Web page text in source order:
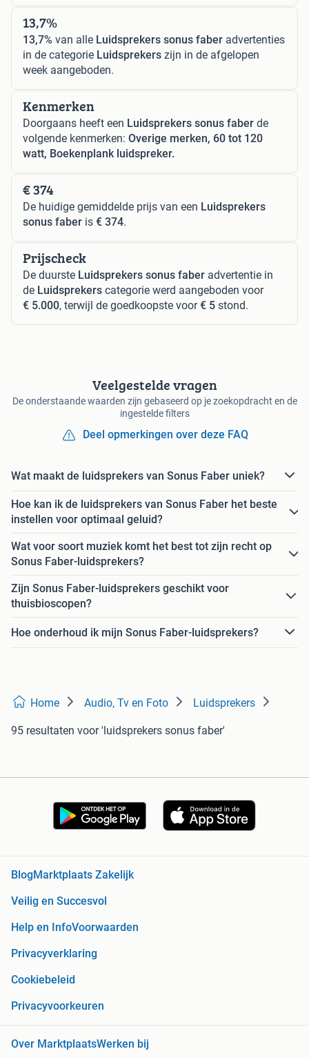
13,7%
13,7% van alle Luidsprekers sonus faber advertenties
in de categorie Luidsprekers zijn in de afgelopen
week aangeboden.
Kenmerken
Doorgaans heeft een Luidsprekers sonus faber de
volgende kenmerken: Overige merken, 60 tot 120
watt, Boekenplank luidspreker.
€ 374
De huidige gemiddelde prijs van een Luidsprekers
sonus faber is € 374.
Prijscheck
De duurste Luidsprekers sonus faber advertentie in
de Luidsprekers categorie werd aangeboden voor
€ 5.000, terwijl de goedkoopste voor€ 5 stond.
Veelgestelde vragen
De onderstaande waarden zijn gebaseerd op je zoekopdracht en de
ingestelde filters
Deel opmerkingen over deze FAQ
Wat maakt de luidsprekers van Sonus Faber uniek?
Hoe kan ik de luidsprekers van Sonus Faber het beste
instellen voor optimaal geluid?
Wat voor soort muziek komt het best tot zijn recht op
Sonus Faber-luidsprekers?
Zijn Sonus Faber-luidsprekers geschikt voor
thuisbioscopen?
Hoe onderhoud ik mijn Sonus Faber-luidsprekers?
Home Audio, Tv en Foto Luidsprekers
95 resultaten voor 'luidsprekers sonus faber'
Blog Marktplaats Zakelijk
Veilig en Succesvol
Help en InfoVoorwaarden
Privacyverklaring
Cookiebeleid
Privacyvoorkeuren
Over MarktplaatsWerken bij